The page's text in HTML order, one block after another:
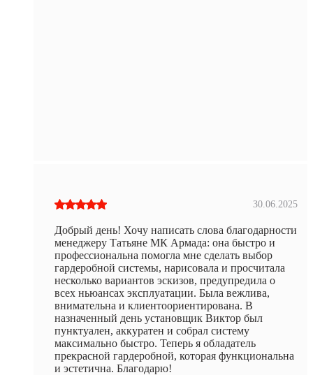
30.06.2025
Добрый день! Хочу написать слова благодарности
менеджеру Татьяне МК Армада: она быстро и
профессиональна помогла мне сделать выбор
гардеробной системы, нарисовала и просчитала
несколько вариантов эскизов, предупредила о
всех ньюансах эксплуатации. Была вежлива,
внимательна и клиентоориентирована. В
назначенный день установщик Виктор был
пунктуален, аккуратен и собрал систему
максимально быстро. Теперь я обладатель
прекрасной гардеробной, которая функциональна
и эстетична. Благодарю!